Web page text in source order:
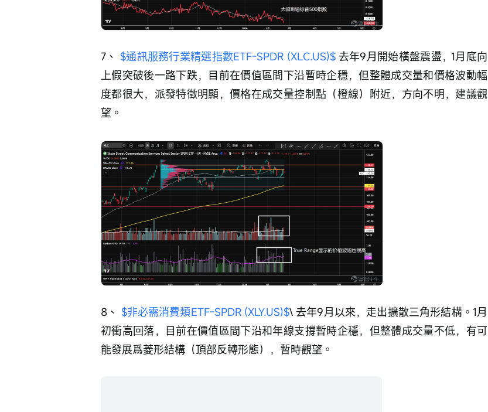
7、 $通訊服務行業精選指數ETF-SPDR (XLC.US)$ 去年9月開始橫盤震盪，1月底向
上假突破後一路下跌，目前在價值區間下沿暫時企穩，但整體成交量和價格波動幅
度都很大，派發特徵明顯，價格在成交量控制點（橙線）附近，方向不明，建議觀
望。
8、 $非必需消費類ETF-SPDR (XLY.US)$\ 去年9月以來，走出擴散三角形結構。1月
初衝高回落，目前在價值區間下沿和年線支撐暫時企穩，但整體成交量不低，有可
能發展爲菱形結構（頂部反轉形態），暫時觀望。